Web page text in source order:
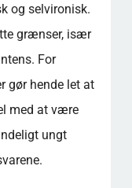
og selvironisk.
grænser, især
For
gør hende let at
med at være
ungt